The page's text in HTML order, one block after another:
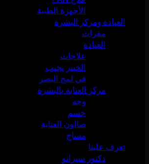
الأجهزة الطبية
العيادة ومركز البشرة
مقرات
العيادة
علاجات
الخبير يجيب
في لمح البصر
مركز العناية بالبشرة
وجه
جسم
صالون العناية
مساج
تعرف علينا
دكتور سيرانو